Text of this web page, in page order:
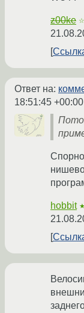
z00ke ☆
Ответ на:
18:51:45 +00:00
hobbit